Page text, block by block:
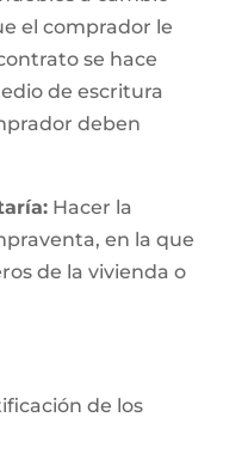
el comprador le
se hace
de escritura
deben
Hacer la
en la que
de la vivienda o
de los